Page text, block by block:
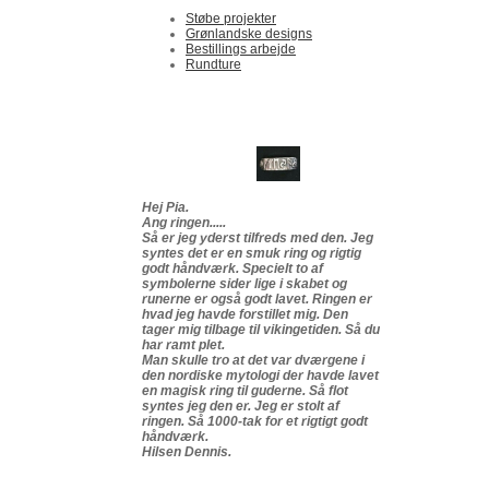
Støbe projekter
Grønlandske designs
Bestillings arbejde
Rundture
Hej Pia.
Ang ringen.....
Så er jeg yderst tilfreds med den. Jeg
syntes det er en smuk ring og rigtig
godt håndværk. Specielt to af
symbolerne sider lige i skabet og
runerne er også godt lavet. Ringen er
hvad jeg havde forstillet mig. Den
tager mig tilbage til vikingetiden. Så du
har ramt plet.
Man skulle tro at det var dværgene i
den nordiske mytologi der havde lavet
en magisk ring til guderne. Så flot
syntes jeg den er. Jeg er stolt af
ringen. Så 1000-tak for et rigtigt godt
håndværk.
Hilsen Dennis.